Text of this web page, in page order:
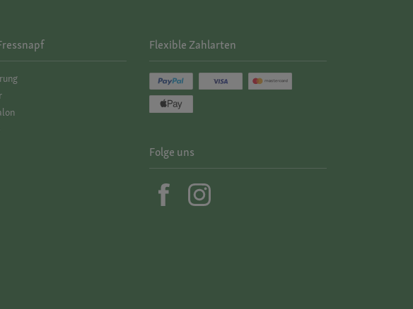
Flexible Zahlarten
Folge uns